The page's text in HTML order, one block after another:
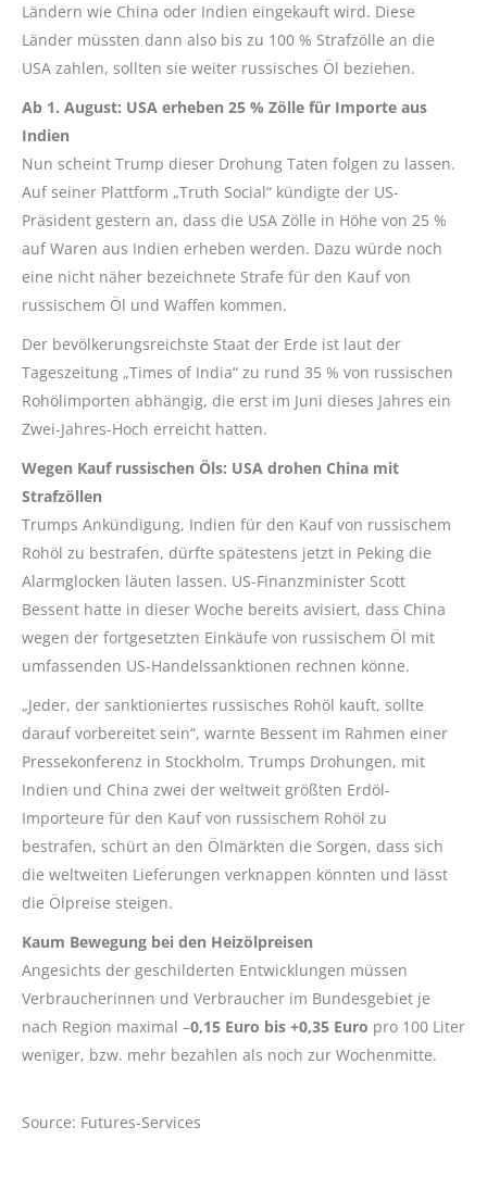
Ländern wie China oder Indien eingekauft wird. Diese
Länder müssten dann also bis zu 100 % Strafzölle an die
USA zahlen, sollten sie weiter russisches Öl beziehen.
Ab 1. August: USA erheben 25 % Zölle für Importe aus
Indien
Nun scheint Trump dieser Drohung Taten folgen zu lassen.
Auf seiner Plattform „Truth Social“ kündigte der US-
Präsident gestern an, dass die USA Zölle in Höhe von 25 %
auf Waren aus Indien erheben werden. Dazu würde noch
eine nicht näher bezeichnete Strafe für den Kauf von
russischem Öl und Waffen kommen.
Der bevölkerungsreichste Staat der Erde ist laut der
Tageszeitung „Times of India“ zu rund 35 % von russischen
Rohölimporten abhängig, die erst im Juni dieses Jahres ein
Zwei-Jahres-Hoch erreicht hatten.
Wegen Kauf russischen Öls: USA drohen China mit
Strafzöllen
Trumps Ankündigung, Indien für den Kauf von russischem
Rohöl zu bestrafen, dürfte spätestens jetzt in Peking die
Alarmglocken läuten lassen. US-Finanzminister Scott
Bessent hatte in dieser Woche bereits avisiert, dass China
wegen der fortgesetzten Einkäufe von russischem Öl mit
umfassenden US-Handelssanktionen rechnen könne.
„Jeder, der sanktioniertes russisches Rohöl kauft, sollte
darauf vorbereitet sein“, warnte Bessent im Rahmen einer
Pressekonferenz in Stockholm. Trumps Drohungen, mit
Indien und China zwei der weltweit größten Erdöl-
Importeure für den Kauf von russischem Rohöl zu
bestrafen, schürt an den Ölmärkten die Sorgen, dass sich
die weltweiten Lieferungen verknappen könnten und lässt
die Ölpreise steigen.
Kaum Bewegung bei den Heizölpreisen
Angesichts der geschilderten Entwicklungen müssen
Verbraucherinnen und Verbraucher im Bundesgebiet je
nach Region maximal –0,15 Euro bis +0,35 Euro pro 100 Liter
weniger, bzw. mehr bezahlen als noch zur Wochenmitte.
Source: Futures-Services